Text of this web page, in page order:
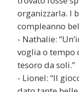
organizzarla. I
compleanno
- Nathalie:
voglia o tempo
tesoro da soli.”
- Lionel: “Il